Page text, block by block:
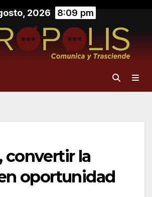
2026 8:09 pm
convertir la
oportunidad